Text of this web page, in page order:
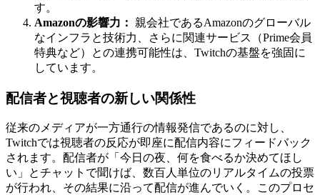
す。
Amazonの影響力：
親会社であるAmazonのグローバル
なインフラと技術力、さらに関連サービス（Prime会員
特典など）との連携可能性は、Twitchの基盤を強固に
しています。
配信者と視聴者の新しい関係性
従来のメディアが一方通行の情報発信であるのに対し、
Twitchでは視聴者の反応が即座に配信内容にフィードバック
されます。配信者が「今日の夜、何を食べるか決めてほし
い」とチャットで聞けば、数百人単位のリアルタイムの投票
が行われ、その結果に沿って配信が進んでいく。このプロセ